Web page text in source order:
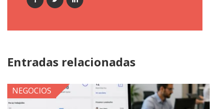
Entradas relacionadas
NEGOCIOS